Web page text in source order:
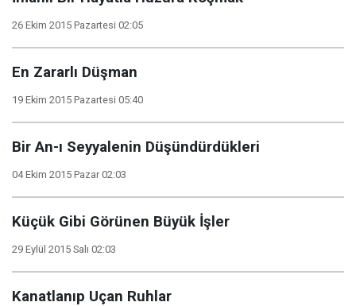
26 Ekim 2015 Pazartesi 02:05
En Zararlı Düşman
19 Ekim 2015 Pazartesi 05:40
Bir An-ı Seyyalenin Düşündürdükleri
04 Ekim 2015 Pazar 02:03
Küçük Gibi Görünen Büyük İşler
29 Eylül 2015 Salı 02:03
Kanatlanıp Uçan Ruhlar